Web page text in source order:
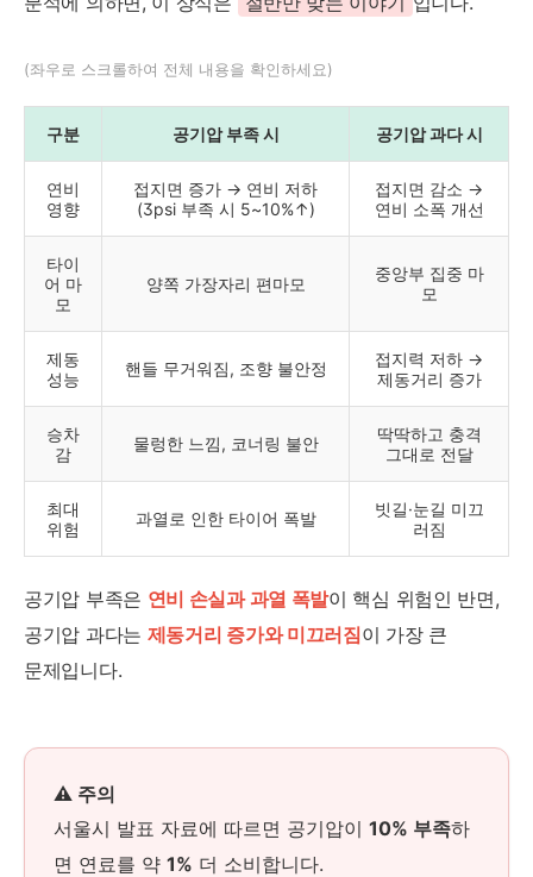
(좌우로 스크롤하여 전체 내용을 확인하세요)
구분 공기압 부족 시 공기압 과다 시
연비
영향
접지면 증가 → 연비 저하
(3psi 부족 시 5~10%↑)
접지면 감소 →
연비 소폭 개선
타이
어 마
모
양쪽 가장자리 편마모
중앙부 집중 마
모
제동
성능
핸들 무거워짐, 조향 불안정
접지력 저하 →
제동거리 증가
승차
감
물렁한 느낌, 코너링 불안
딱딱하고 충격
그대로 전달
최대
위험
과열로 인한 타이어 폭발
빗길·눈길 미끄
러짐
공기압 부족은 연비 손실과 과열 폭발이 핵심 위험인 반면,
공기압 과다는 제동거리 증가와 미끄러짐이 가장 큰
문제입니다.
⚠ 주의
서울시 발표 자료에 따르면 공기압이 10% 부족하
면 연료를 약 1% 더 소비합니다.